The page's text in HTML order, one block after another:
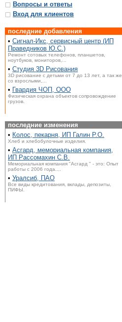
Вопросы и ответы
Вход для клиентов
последние добавления
• Сигнал-Икс, сервисный центр (ИП
Праведников Ю.С.)
Ремонт сотовых телефонов, планшетов,
ноутбуков, мониторов,...
• Студия 3D Рисования
3D рисование с детьми от 7 до 13 лет, а так же
со взрослыми,...
• Гвардия ЧОП, ООО
Физическая охрана объектов сопровождение
грузов.
последние изменения
• Колос, пекарня, ИП Галин Р.О.
Хлеб и хлебобулочные изделия.
• Асгард, мемориальная компания,
ИП Рассомахин С.В.
Мемориальная компания "Асгард " - это: Опыт
работы с 2006 года....
• Уралсиб, ПАО
Все виды кредитования, вклады, депозиты,
ПИФЫ.